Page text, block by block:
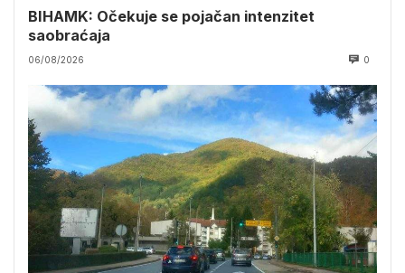
BIHAMK: Očekuje se pojačan intenzitet
saobraćaja
06/08/2026 0